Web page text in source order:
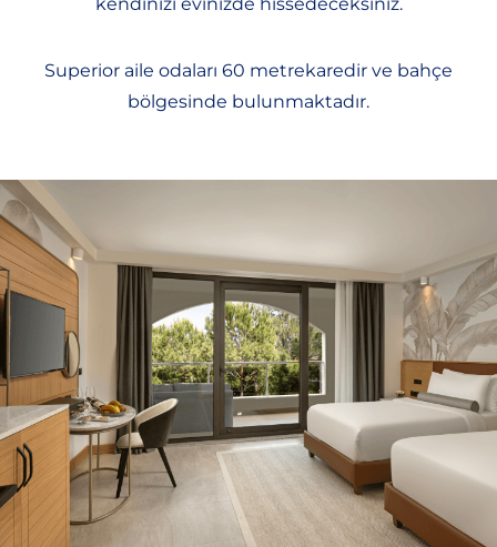
kendinizi evinizde hissedeceksiniz.
Superior aile odaları 60 metrekaredir ve bahçe
bölgesinde bulunmaktadır.